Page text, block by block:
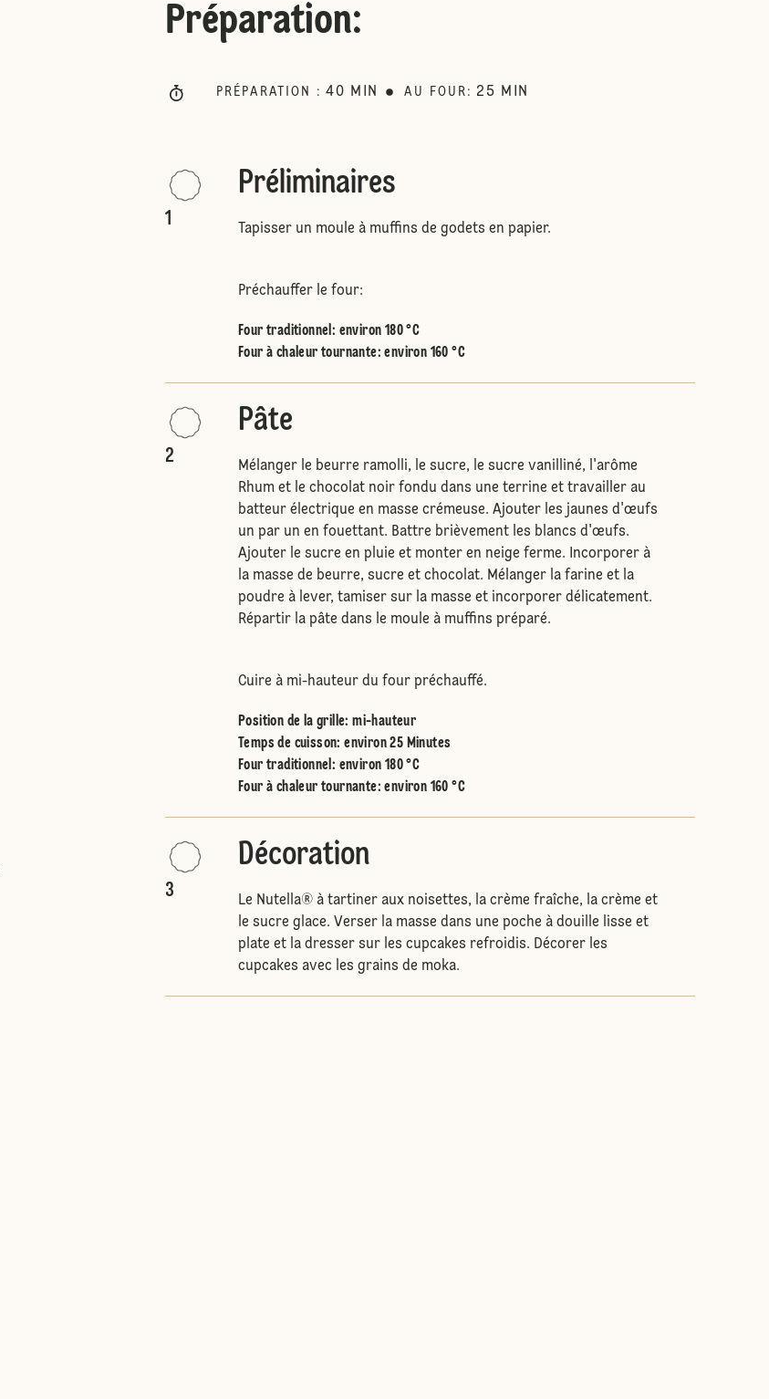
Préparation:
PRÉPARATION : 40 MIN AU FOUR : 25 MIN
1
Préliminaires
Tapisser un moule à muffins de godets en papier.
Préchauffer le four:
Four traditionnel : environ 180 °C
Four à chaleur tournante: environ 160 °C
2
Pâte
Mélanger le beurre ramolli, le sucre, le sucre vanilliné, l'arôme
Rhum et le chocolat noir fondu dans une terrine et travailler au
batteur électrique en masse crémeuse. Ajouter les jaunes d'œufs
un par un en fouettant. Battre brièvement les blancs d'œufs.
Ajouter le sucre en pluie et monter en neige ferme. Incorporer à
la masse de beurre, sucre et chocolat. Mélanger la farine et la
poudre à lever, tamiser sur la masse et incorporer délicatement.
Répartir la pâte dans le moule à muffins préparé.
Cuire à mi-hauteur du four préchauffé.
Position de la grille:mi-hauteur
Temps de cuisson: environ 25 Minutes
Four traditionnel : environ 180 °C
Four à chaleur tournante: environ 160 °C
3
Décoration
Le Nutella® à tartiner aux noisettes, la crème fraîche, la crème et
le sucre glace. Verser la masse dans une poche à douille lisse et
plate et la dresser sur les cupcakes refroidis. Décorer les
cupcakes avec les grains de moka.